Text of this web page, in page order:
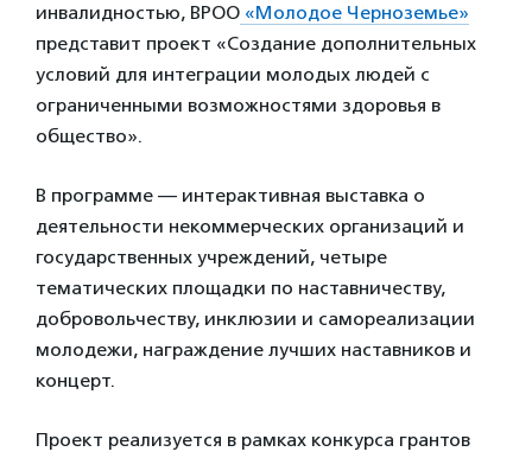
инвалидностью, ВРОО «Молодое Черноземье»
представит проект «Создание дополнительных
условий для интеграции молодых людей с
ограниченными возможностями здоровья в
общество».
В программе — интерактивная выставка о
деятельности некоммерческих организаций и
государственных учреждений, четыре
тематических площадки по наставничеству,
добровольчеству, инклюзии и самореализации
молодежи, награждение лучших наставников и
концерт.
Проект реализуется в рамках конкурса грантов